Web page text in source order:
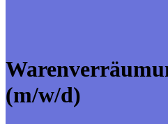
(m/w/d)